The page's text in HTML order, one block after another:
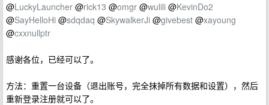
@LuckyLauncher @rick13 @omgr @wulili @KevinDo2
@SayHelloHi @sdqdaq @SkywalkerJi @givebest @xayoung
@cxxnullptr
感谢各位，已经可以了。
方法：重置一台设备（退出账号，完全抹掉所有数据和设置），然后
重新登录注册就可以了。